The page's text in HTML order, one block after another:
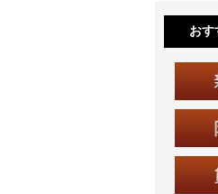
おす